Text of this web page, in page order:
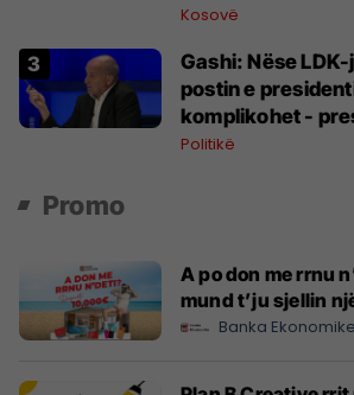
shtesë për
Kosovë
Gashi: Nëse
postin e
komplikohet -
lëshim
Politikë
Promo
A po don me rrnu
mund t’ju sjellin
Banka Ekonomike